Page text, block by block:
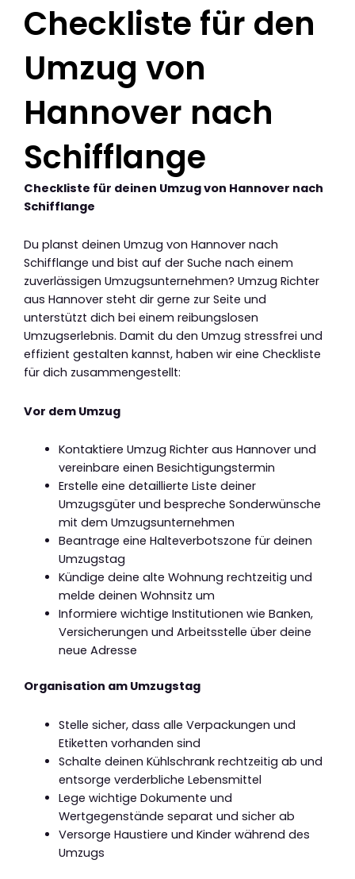
Checkliste für den
Umzug von
Hannover nach
Schifflange
Checkliste für deinen Umzug von Hannover nach
Schifflange
Du planst deinen Umzug von Hannover nach
Schifflange und bist auf der Suche nach einem
zuverlässigen Umzugsunternehmen? Umzug Richter
aus Hannover steht dir gerne zur Seite und
unterstützt dich bei einem reibungslosen
Umzugserlebnis. Damit du den Umzug stressfrei und
effizient gestalten kannst, haben wir eine Checkliste
für dich zusammengestellt:
Vor dem Umzug
Kontaktiere Umzug Richter aus Hannover und
vereinbare einen Besichtigungstermin
Erstelle eine detaillierte Liste deiner
Umzugsgüter und bespreche Sonderwünsche
mit dem Umzugsunternehmen
Beantrage eine Halteverbotszone für deinen
Umzugstag
Kündige deine alte Wohnung rechtzeitig und
melde deinen Wohnsitz um
Informiere wichtige Institutionen wie Banken,
Versicherungen und Arbeitsstelle über deine
neue Adresse
Organisation am Umzugstag
Stelle sicher, dass alle Verpackungen und
Etiketten vorhanden sind
Schalte deinen Kühlschrank rechtzeitig ab und
entsorge verderbliche Lebensmittel
Lege wichtige Dokumente und
Wertgegenstände separat und sicher ab
Versorge Haustiere und Kinder während des
Umzugs